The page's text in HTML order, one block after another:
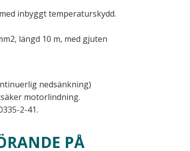
inbyggt temperaturskydd.
längd 10 m, med gjuten
nedsänkning)
motorlindning.
2-41.
PÅ